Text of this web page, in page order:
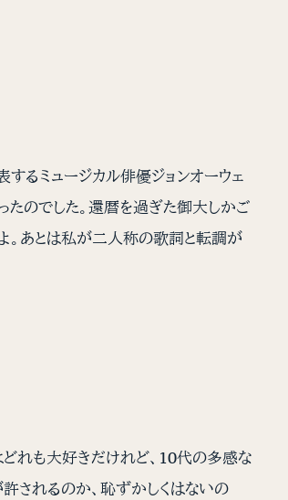
るミュージカル俳優ジョンオーウェ
たのでした。還暦を過ぎた御大しかご
。あとは私が二人称の歌詞と転調が
どれも大好きだけれど、10代の多感な
されるのか、恥ずかしくはないの